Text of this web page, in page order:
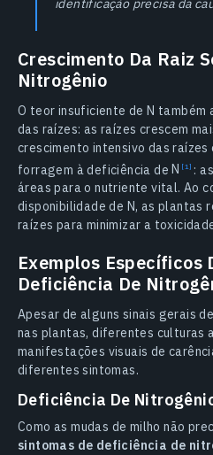
identificação precisa da
Crescimento Da Raiz
Nitrogênio
O teor insuficiente de N
das raízes: as raízes crescem
crescimento intensivo das
forragem à deficiência de N
:
áreas para o nutriente vital. Ao
disponibilidade de N, as plantas
raízes para minimizar a
Exemplos Específicos
Deficiência De
Apesar de alguns sinais gerais
nas plantas, diferentes culturas
manifestações visuais de
diferentes sintomas.
Deficiência De
Como as mudas de milho não
sintomas de deficiência de